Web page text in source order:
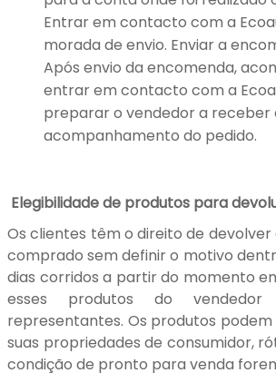
Entrar em contacto com a
morada de envio. Enviar a
Após envio da encomenda,
entrar em contacto com a
preparar o vendedor a receber
acompanhamento do pedido.
Elegibilidade de produtos para
Os clientes têm o direito de
comprado sem definir o motivo
dias corridos a partir do momento
esses produtos do
representantes. Os produtos podem
suas propriedades de consumidor,
condição de pronto para venda